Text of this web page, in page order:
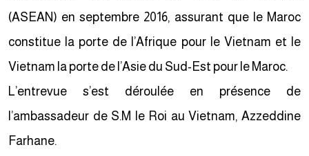
(ASEAN) en septembre 2016, assurant que le Maroc
constitue la porte de l’Afrique pour le Vietnam et le
Vietnam la porte de l’Asie du Sud-Est pour le Maroc.
L’entrevue s’est déroulée en présence de
l’ambassadeur de S.M le Roi au Vietnam, Azzeddine
Farhane.